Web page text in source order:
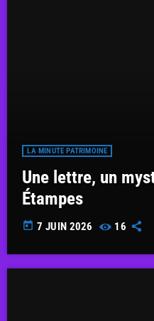
LA MINUTE PATRIMOINE
Une lettre, un
Étampes
today 7 JUIN 2026 16